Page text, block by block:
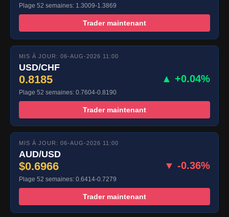
Plage 52 semaines: 1.3009-1.3869
Trader maintenant
MIS À JOUR: 06-AUG-2026 11:00
USD/CHF
0.8185 ▲ +0.04%
Plage 52 semaines: 0.7604-0.8190
Trader maintenant
MIS À JOUR: 06-AUG-2026 11:00
AUD/USD
$0.6966 ▼ -0.36%
Plage 52 semaines: 0.6414-0.7279
Trader maintenant